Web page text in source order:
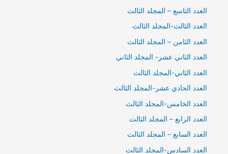
العدد التاسع – المجلد الثالث
العدد الثالث-المجلد الثالث
العدد الثامن – المجلد الثالث
العدد الثاني عشر- المجلد الثاني
العدد الثاني-المجلد الثالث
العدد الحادي عشر-المجلد الثالث
العدد الخامس-المجلد الثالث
العدد الرابع – المجلد الثالث
العدد السابع – المجلد الثالث
العدد السادس-المجلد الثالث